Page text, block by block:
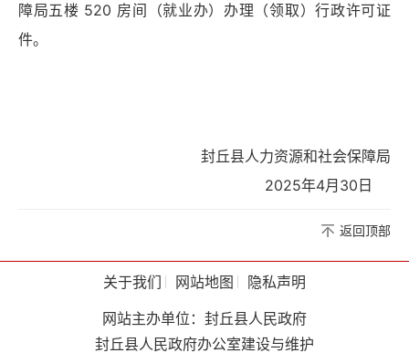
障局五楼 520 房间（就业办）办理（领取）行政许可证
件。
封丘县人力资源和社会保障局
2025年4月30日
返回顶部
关于我们 网站地图
隐私声明
网站主办单位：封丘县人民政府
封丘县人民政府办公室建设与维护